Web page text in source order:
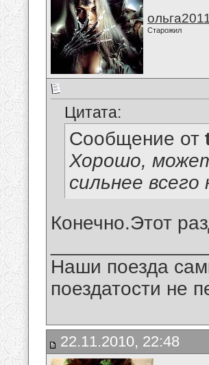
Старожил
Цитата:
Сообщение от
Хорошо,
сильнее
Конечно.Этот
Наши поезда
поездатости не
22.11.2010, 22:48